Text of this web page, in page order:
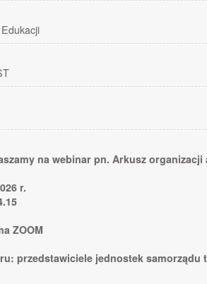
na webinar pn. Arkusz
r.
ZOOM
przedstawiciele jednostek samorządu